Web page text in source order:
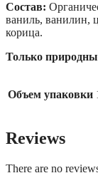
Состав:
ваниль, ванилин,
корица.
Только
Объем упаковки
Reviews
There are no